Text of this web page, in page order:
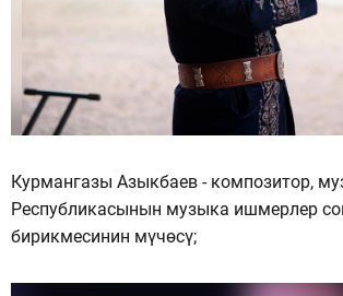
Курмангазы Азыкбаев - композитор,
Республикасынын музыка ишмерлер
бирикмесинин мүчөсү;